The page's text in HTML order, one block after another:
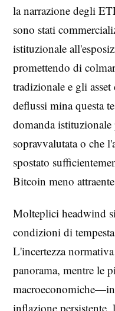
la narrazione degli
sono stati
istituzionale
promettendo di
tradizionale e gli
deflussi mina questa
domanda istituzionale
sopravvalutata o che
spostato
Bitcoin meno
Molteplici headwind
condizioni di
L'incertezza
panorama, mentre le
inflazione